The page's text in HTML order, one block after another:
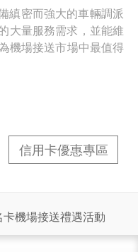
縝密而強大的車輛調派
大量服務需求，並能維
機場接送市場中最值得
信用卡優惠專區
行機場接送】
卡機場接送禮遇活動